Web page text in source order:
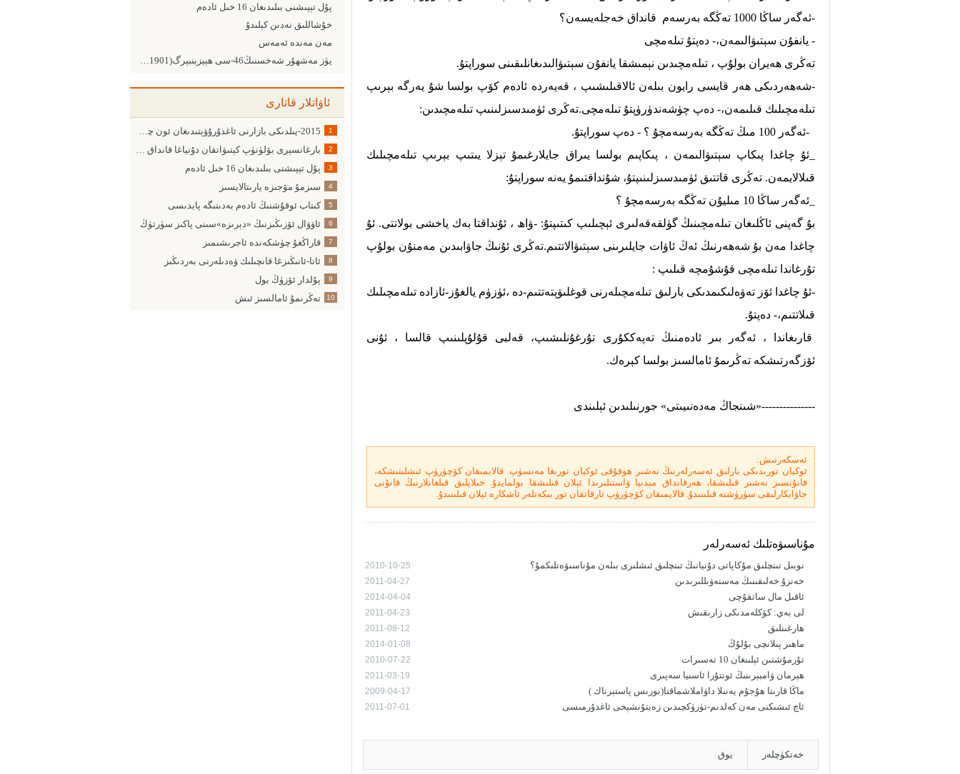
پۇل تېپىشنى بىلىدىغان 16 خىل ئادەم
خۇشاللىق نەدىن كېلىدۇ
مەن مەندە ئەمەس
يۈز مەشھۇر شەخسنىڭ46-سى ھېيزېنبېرگ(1901-1976)
ئاۋاتلار قاتارى
1 2015-يىلدىكى بازارنى ئاغدۇرۇۋېتىدىغان ئون چوڭ ئامىل
2 بارغانسېرى بۆلۈنۈپ كېتىۋاتقان دۇنياغا قانداق يۈزلىنىش كېرەك
3 پۇل تېپىشنى بىلىدىغان 16 خىل ئادەم
4 سىزمۇ مۆجىزە يارىتالايسىز
5 كىتاب ئوقۇشنىڭ ئادەم بەدىنىگە پايدىسى
6 ئاۋۋال ئۆزىڭىزنىڭ «دېرىزە»سىنى پاكىز سۈرتۈڭ
7 قاراڭغۇ چۈشكەندە ئاجرىشىمىز
8 ئاتا-ئانىڭىزغا قانچىلىك ۋەدىلەرنى بەردىڭىز
9 پۇلدار ئۆزۈڭ بول
10 تەڭرىمۇ ئامالسىز ئىش
-ئەگەر ساڭا 1000 تەڭگە بەرسەم قانداق خەجلەيسەن؟
- يانفۇن سېتىۋالىمەن،- دەپتۇ تىلەمچى
تەڭرى ھەيران بولۇپ ، تىلەمچىدىن نېمىشقا يانفۇن سېتىۋالىدىغانلىقىنى سوراپتۇ.
-شەھەردىكى ھەر قايسى رايون بىلەن ئالاقىلىشىپ ، قەيەردە ئادەم كۆپ بولسا شۇ يەرگە بېرىپ
تىلەمچىلىك قىلىمەن،- دەپ چۈشەندۈرۈپتۇ تىلەمچى.تەڭرى ئۈمىدسىزلىنىپ تىلەمچىدىن:
-ئەگەر 100 مىڭ تەڭگە بەرسەمچۇ ؟ - دەپ سوراپتۇ.
_ئۇ چاغدا پىكاپ سېتىۋالىمەن ، پىكاپىم بولسا يىراق جايلارغىمۇ تېزلا يىتىپ بېرىپ تىلەمچىلىك
قىلالايمەن. تەڭرى قاتتىق ئۈمىدسىزلىنىپتۇ، شۇنداقتىمۇ يەنە سوراپتۇ:
_ئەگەر ساڭا 10 مىليۇن تەڭگە بەرسەمچۇ ؟
بۇ گەپنى ئاڭلىغان تىلەمچىنىڭ گۈلقەقەلىرى ئېچىلىپ كىتىپتۇ: -ۋاھ ، ئۇنداقتا بەك ياخشى بولاتتى. ئۇ
چاغدا مەن بۇ شەھەرنىڭ ئەڭ ئاۋات جايلىرىنى سېتىۋالاتتىم.تەڭرى ئۇنىڭ جاۋابىدىن مەمنۇن بولۇپ
تۇرغاندا تىلەمچى قۇشۇمچە قىلىپ :
-ئۇ چاغدا ئۆز تەۋەلىكىمدىكى بارلىق تىلەمچىلەرنى قوغلىۋېتەتتىم-دە ،ئۈزۈم يالغۇز-ئازادە تىلەمچىلىك
قىلاتتىم،- دەپتۇ.
قارىغاندا ، ئەگەر بىر ئادەمنىڭ تەپەككۇرى تۇرغۇنلىشىپ، قەلبى قۇلۇپلىنىپ قالسا ، ئۇنى
ئۆزگەرتىشكە تەڭرىمۇ ئامالسىز بولسا كېرەك.
---------------«شىنجاڭ مەدەنىيىتى» جورنىلىدىن ئېلىندى
ئەسكەرتىش:
ئوكيان تورىدىكى بارلىق ئەسەرلەرنىڭ نەشىر ھوقۇقى ئوكيان تورىغا مەنسۈپ. قالايمىقان كۆچۈرۈپ ئىشلىتىشكە،
قانۇنسىز نەشىر قىلىشقا، ھەرقانداق مېدىيا ۋاستىلىرىدا ئېلان قىلىشقا بولمايدۇ. خىلاپلىق قىلغانلارنىڭ قانۇنى
جاۋابكارلىقى سۈرۈشتە قىلىنىدۇ. قالايمىقان كۆچۈرۈپ تارقاتقان تور بىكەتلەر ئاشكارە ئېلان قىلىنىدۇ.
مۇناسىۋەتلىك ئەسەرلەر
نوبىل تىنچلىق مۇكاپاتى دۇنيانىڭ تىنچلىق ئىشلىرى بىلەن مۇناسىۋەتلىكمۇ؟ 2010-10-25
خەنزۇ خەلىقىنىڭ مەسنەۋىللىرىدىن 2011-04-27
ئاقىل مال ساتقۇچى 2014-04-04
لى بەي: كۆكلەمدىكى زارىقىش 2011-04-23
ھارغىنلىق 2011-08-12
ماھىر پىلانچى بۇلۇڭ 2014-01-08
تۇرمۇشتىن ئېلىنغان 10 تەسىرات 2010-07-22
ھېرمان ۋامبېرىنىڭ ئوتتۇرا ئاسىيا سەپىرى 2011-03-19
ماڭا قارىتا ھۇجۇم يەنىلا داۋاملاشماقتا(بورىس پاستېرناك ) 2009-04-17
ئاچ ئىشىكنى مەن كەلدىم-تۈرۈكچىدىن زەيتۇنشېخى ئاغدۇرمىسى 2011-07-01
خەتكۈچلەر يوق